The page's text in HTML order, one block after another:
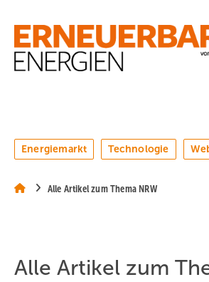
Hauptinhalt
Hauptmenü
SiteSearch
Energiemarkt Technologie
Alle Artikel zum Thema NRW
Alle Artikel zum